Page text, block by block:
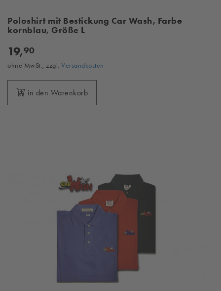
Poloshirt mit Bestickung Car Wash, Farbe
kornblau, Größe L
19,90
ohne MwSt., zzgl. Versandkosten
in den Warenkorb